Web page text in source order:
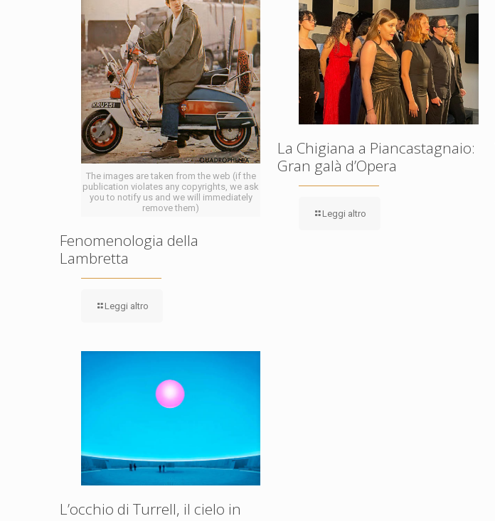
The images are taken from the web (if the
publication violates any copyrights, we ask
you to notify us and we will immediately
remove them)
Fenomenologia della
Lambretta
Leggi altro
La Chigiana a Piancastagnaio:
Gran galà d’Opera
Leggi altro
L’occhio di Turrell, il cielo in